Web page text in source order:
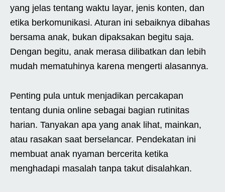
yang jelas tentang waktu layar, jenis konten, dan
etika berkomunikasi. Aturan ini sebaiknya dibahas
bersama anak, bukan dipaksakan begitu saja.
Dengan begitu, anak merasa dilibatkan dan lebih
mudah mematuhinya karena mengerti alasannya.
Penting pula untuk menjadikan percakapan
tentang dunia online sebagai bagian rutinitas
harian. Tanyakan apa yang anak lihat, mainkan,
atau rasakan saat berselancar. Pendekatan ini
membuat anak nyaman bercerita ketika
menghadapi masalah tanpa takut disalahkan.